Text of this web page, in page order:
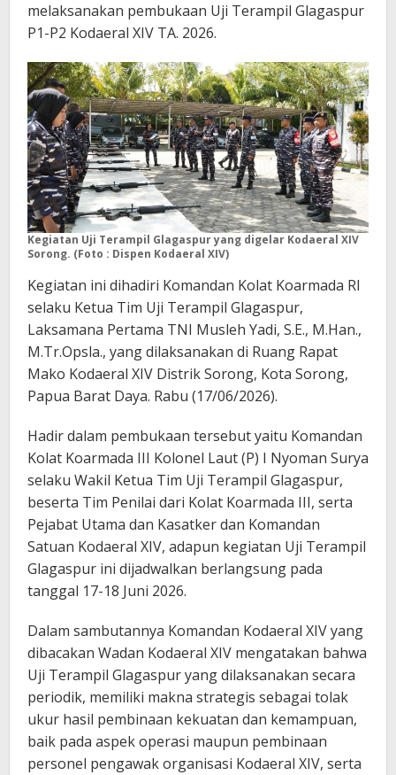
melaksanakan pembukaan Uji Terampil Glagaspur
P1-P2 Kodaeral XIV TA. 2026.
Kegiatan Uji Terampil Glagaspur yang digelar Kodaeral XIV
Sorong. (Foto : Dispen Kodaeral XIV)
Kegiatan ini dihadiri Komandan Kolat Koarmada RI
selaku Ketua Tim Uji Terampil Glagaspur,
Laksamana Pertama TNI Musleh Yadi, S.E., M.Han.,
M.Tr.Opsla., yang dilaksanakan di Ruang Rapat
Mako Kodaeral XIV Distrik Sorong, Kota Sorong,
Papua Barat Daya. Rabu (17/06/2026).
Hadir dalam pembukaan tersebut yaitu Komandan
Kolat Koarmada III Kolonel Laut (P) I Nyoman Surya
selaku Wakil Ketua Tim Uji Terampil Glagaspur,
beserta Tim Penilai dari Kolat Koarmada III, serta
Pejabat Utama dan Kasatker dan Komandan
Satuan Kodaeral XIV, adapun kegiatan Uji Terampil
Glagaspur ini dijadwalkan berlangsung pada
tanggal 17-18 Juni 2026.
Dalam sambutannya Komandan Kodaeral XIV yang
dibacakan Wadan Kodaeral XIV mengatakan bahwa
Uji Terampil Glagaspur yang dilaksanakan secara
periodik, memiliki makna strategis sebagai tolak
ukur hasil pembinaan kekuatan dan kemampuan,
baik pada aspek operasi maupun pembinaan
personel pengawak organisasi Kodaeral XIV, serta